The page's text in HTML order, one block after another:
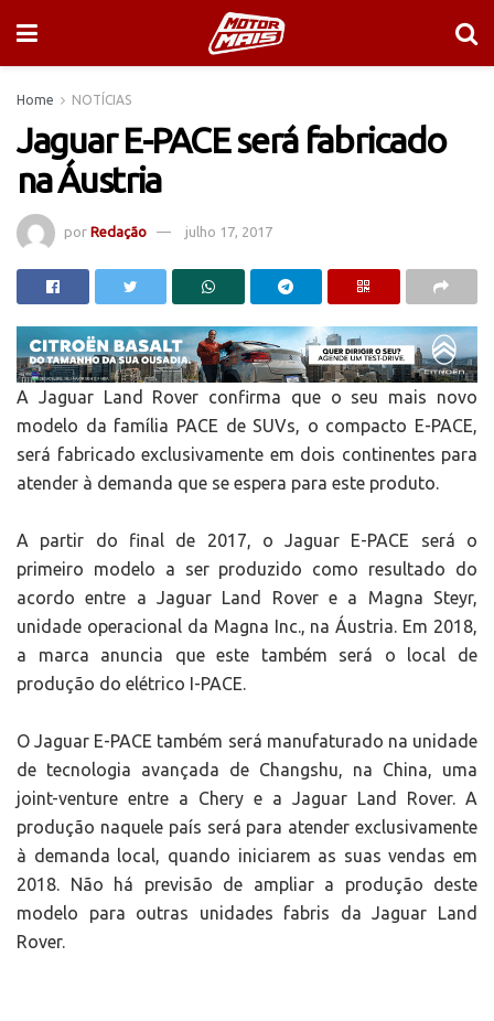
Home NOTÍCIAS
Jaguar E-PACE será fabricado
na Áustria
por Redação julho 17, 2017
A Jaguar Land Rover confirma que o seu mais novo
modelo da família PACE de SUVs, o compacto E-PACE,
será fabricado exclusivamente em dois continentes para
atender à demanda que se espera para este produto.
A partir do final de 2017, o Jaguar E-PACE será o
primeiro modelo a ser produzido como resultado do
acordo entre a Jaguar Land Rover e a Magna Steyr,
unidade operacional da Magna Inc., na Áustria. Em 2018,
a marca anuncia que este também será o local de
produção do elétrico I-PACE.
O Jaguar E-PACE também será manufaturado na unidade
de tecnologia avançada de Changshu, na China, uma
joint-venture entre a Chery e a Jaguar Land Rover. A
produção naquele país será para atender exclusivamente
à demanda local, quando iniciarem as suas vendas em
2018. Não há previsão de ampliar a produção deste
modelo para outras unidades fabris da Jaguar Land
Rover.